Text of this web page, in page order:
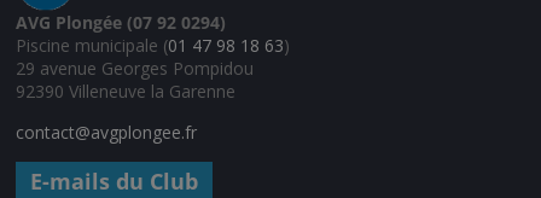
AVG Plongée (07 92 0294)
Piscine municipale (01 47 98 18 63)
29 avenue Georges Pompidou
92390 Villeneuve la Garenne
contact@avgplongee.fr
E-mails du Club